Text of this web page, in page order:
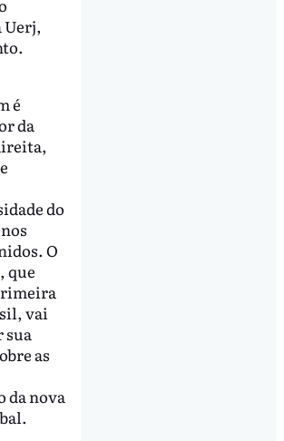
Uerj,
é
da
do
O
que
vai
sua
as
da nova